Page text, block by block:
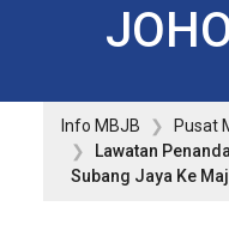
Info MBJB Pusat
Lawatan
Subang Jaya Ke